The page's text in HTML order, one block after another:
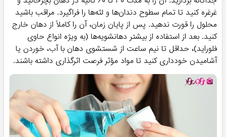
غرغره کنید تا تمام سطوح دندان‌ها و لثه‌ها را فراگیرد. مراقب باشید
محلول را قورت ندهید. پس از پایان زمان، آن را کاملاً از دهان خارج
کنید. بعد از استفاده از بیشتر دهانشویه‌ها (به ویژه انواع حاوی
فلوراید)، حداقل تا نیم ساعت از شستشوی دهان با آب، خوردن یا
آشامیدن خودداری کنید تا مواد مؤثر فرصت اثرگذاری داشته باشند.